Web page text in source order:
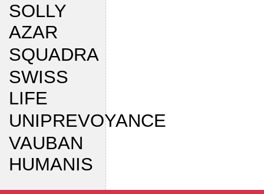
SOLLY
AZAR
SQUADRA
SWISS
LIFE
UNIPREVOYANCE
VAUBAN
HUMANIS